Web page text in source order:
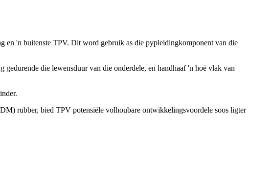
en 'n buitenste TPV. Dit word gebruik as die pypleidingkomponent van die
gedurende die lewensduur van die onderdele, en handhaaf 'n hoë vlak van
rubber, bied TPV potensiële volhoubare ontwikkelingsvoordele soos ligter